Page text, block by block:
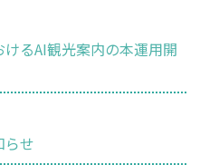
るAI観光案内の本運用開
らせ